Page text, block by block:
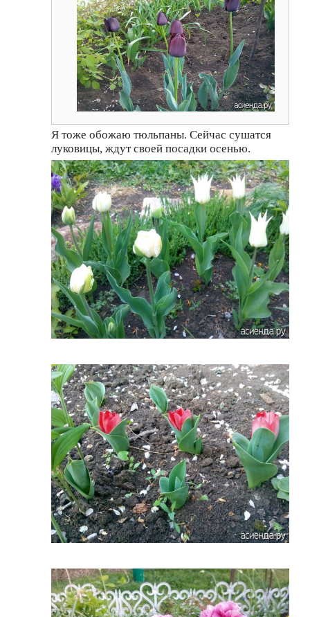
Я тоже обожаю тюльпаны. Сейчас сушатся
луковицы, ждут своей посадки осенью.